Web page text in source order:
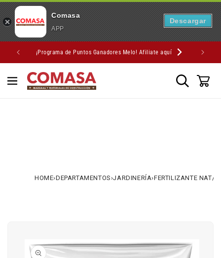
IR
DIRECTAMENTE
AL CONTENIDO
¡Programa de Puntos Ganadores Melo! Afiliate aquí
HOME›DEPARTAMENTOS›JARDINERÍA›FERTILIZANTE NAT/
A LA
INFORMACIÓN
Comasa
APP
Descargar